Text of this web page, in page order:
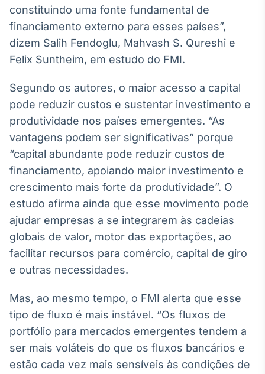
Broadcast
Wallboard
dados para
Broadcast
Curadoria
Curadoria de
conteúdos
Soluções de
Tecnologia
Broadcast
Radar
Monitoramento
inteligente de
notícias e
Broadcast
plataforma para
analisar fundos
de investimento
no Brasil
constituindo uma fonte fundamental de
financiamento externo para esses países”,
dizem Salih Fendoglu, Mahvash S. Qureshi e
Felix Suntheim, em estudo do FMI.
Segundo os autores, o maior acesso a capital
pode reduzir custos e sustentar investimento e
produtividade nos países emergentes. “As
vantagens podem ser significativas” porque
“capital abundante pode reduzir custos de
financiamento, apoiando maior investimento e
crescimento mais forte da produtividade”. O
estudo afirma ainda que esse movimento pode
ajudar empresas a se integrarem às cadeias
globais de valor, motor das exportações, ao
facilitar recursos para comércio, capital de giro
e outras necessidades.
Mas, ao mesmo tempo, o FMI alerta que esse
tipo de fluxo é mais instável. “Os fluxos de
portfólio para mercados emergentes tendem a
ser mais voláteis do que os fluxos bancários e
estão cada vez mais sensíveis às condições de